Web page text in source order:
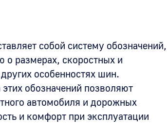
собой систему обозначений,
размерах, скоростных и
особенностях шин.
обозначений позволяют
автомобиля и дорожных
и комфорт при эксплуатации